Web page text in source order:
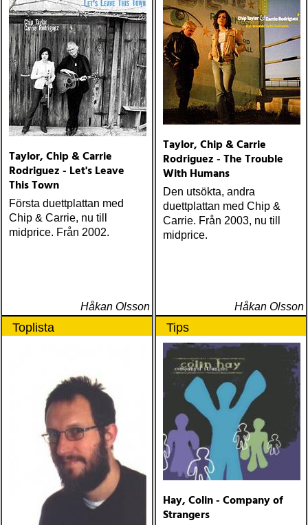
Taylor, Chip & Carrie
Rodriguez - Let's Leave
This Town
Första duettplattan med
Chip & Carrie, nu till
midprice. Från 2002.
Håkan Olsson
Taylor, Chip & Carrie
Rodriguez - The Trouble
With Humans
Den utsökta, andra
duettplattan med Chip &
Carrie. Från 2003, nu till
midprice.
Håkan Olsson
Toplista Tips
Hay, Colin - Company of
Strangers